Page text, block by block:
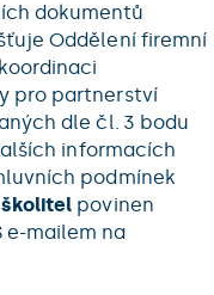
dokumentů
Oddělení firemní
pro partnerství
dle čl. 3 bodu
informacích
podmínek
školitel povinen
e-mailem na